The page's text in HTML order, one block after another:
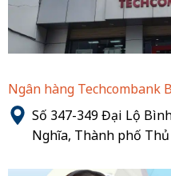
Ngân hàng Techcombank
Số 347-349 Đại Lộ
Nghĩa, Thành phố